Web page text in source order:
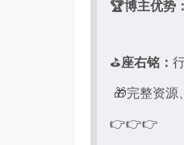
🏆博主优势：
⛳️座右铭：
🎁完整资源
👉👉👉